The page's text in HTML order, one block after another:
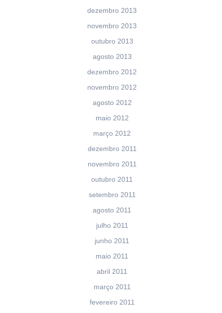
dezembro 2013
novembro 2013
outubro 2013
agosto 2013
dezembro 2012
novembro 2012
agosto 2012
maio 2012
março 2012
dezembro 2011
novembro 2011
outubro 2011
setembro 2011
agosto 2011
julho 2011
junho 2011
maio 2011
abril 2011
março 2011
fevereiro 2011